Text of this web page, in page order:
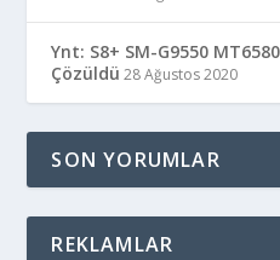
Ynt: S8+ SM-G9550 MT6580
Çözüldü 28 Ağustos 2020
SON YORUMLAR
REKLAMLAR